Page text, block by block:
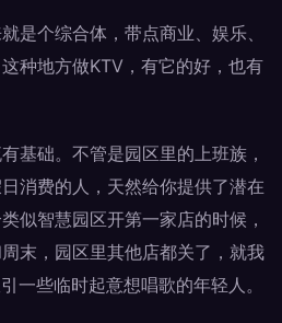
是个综合体，带点商业、娱乐、
种地方做KTV，有它的好，也有
基础。不管是园区里的上班族，
消费的人，天然给你提供了潜在
似智慧园区开第一家店的时候，
末，园区里其他店都关了，就我
一些临时起意想唱歌的年轻人。